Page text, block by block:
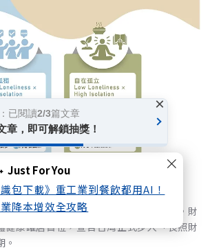
Just For You
包下載》重工業到餐飲都用AI！
降本增效全攻略
雙重夾擊，國人風險意識迎來黃金交叉。財
健康躍居首位，宣告台灣正式步入「長照財
已閱讀2/3篇文章
章，即可解鎖抽獎！
×